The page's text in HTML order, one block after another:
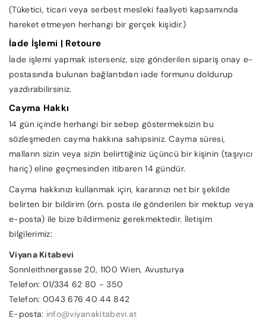
(Tüketici, ticari veya serbest mesleki faaliyeti kapsamında
hareket etmeyen herhangi bir gerçek kişidir.)
İade İşlemi | Retoure
İade işlemi yapmak isterseniz, size gönderilen sipariş onay e-
postasında bulunan bağlantıdan iade formunu doldurup
yazdırabilirsiniz.
Cayma Hakkı
14 gün içinde herhangi bir sebep göstermeksizin bu
sözleşmeden cayma hakkına sahipsiniz. Cayma süresi,
malların sizin veya sizin belirttiğiniz üçüncü bir kişinin (taşıyıcı
hariç) eline geçmesinden itibaren 14 gündür.
Cayma hakkınızı kullanmak için, kararınızı net bir şekilde
belirten bir bildirim (örn. posta ile gönderilen bir mektup veya
e-posta) ile bize bildirmeniz gerekmektedir. İletişim
bilgilerimiz:
Viyana Kitabevi
Sonnleithnergasse 20, 1100 Wien, Avusturya
Telefon: 01/334 62 80 - 350
Telefon: 0043 676 40 44 842
E-posta: info@viyanakitabevi.at